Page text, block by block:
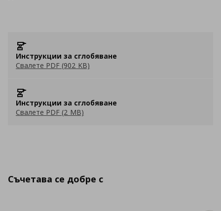
Инструкции за сглобяване
Свалете PDF (902 KB)
Инструкции за сглобяване
Свалете PDF (2 MB)
Съчетава се добре с